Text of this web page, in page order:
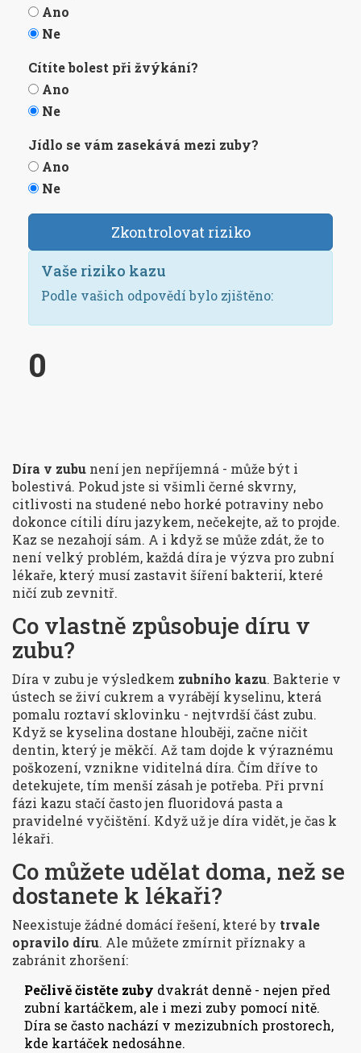
Ano
Ne
Cítíte bolest při žvýkání?
Ano
Ne
Jídlo se vám zasekává mezi zuby?
Ano
Ne
Zkontrolovat riziko
Vaše riziko kazu
Podle vašich odpovědí bylo zjištěno:
0
Díra v zubu není jen nepříjemná - může být i
bolestivá. Pokud jste si všimli černé skvrny,
citlivosti na studené nebo horké potraviny nebo
dokonce cítili díru jazykem, nečekejte, až to projde.
Kaz se nezahojí sám. A i když se může zdát, že to
není velký problém, každá díra je výzva pro zubní
lékaře, který musí zastavit šíření bakterií, které
ničí zub zevnitř.
Co vlastně způsobuje díru v
zubu?
Díra v zubu je výsledkem zubního kazu. Bakterie v
ústech se živí cukrem a vyrábějí kyselinu, která
pomalu roztaví sklovinku - nejtvrdší část zubu.
Když se kyselina dostane hlouběji, začne ničit
dentin, který je měkčí. Až tam dojde k výraznému
poškození, vznikne viditelná díra. Čím dříve to
detekujete, tím menší zásah je potřeba. Při první
fázi kazu stačí často jen fluoridová pasta a
pravidelné vyčištění. Když už je díra vidět, je čas k
lékaři.
Co můžete udělat doma, než se
dostanete k lékaři?
Neexistuje žádné domácí řešení, které by trvale
opravilo díru. Ale můžete zmírnit příznaky a
zabránit zhoršení:
Pečlivě čistěte zuby dvakrát denně - nejen před
zubní kartáčkem, ale i mezi zuby pomocí nitě.
Díra se často nachází v mezizubních prostorech,
kde kartáček nedosáhne.